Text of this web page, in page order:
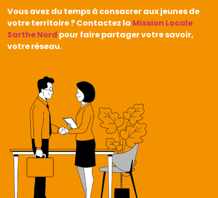
Vous avez du temps à consacrer aux jeunes de
votre territoire ? Contactez la Mission Locale
Sarthe Nord pour faire partager votre savoir,
votre réseau.